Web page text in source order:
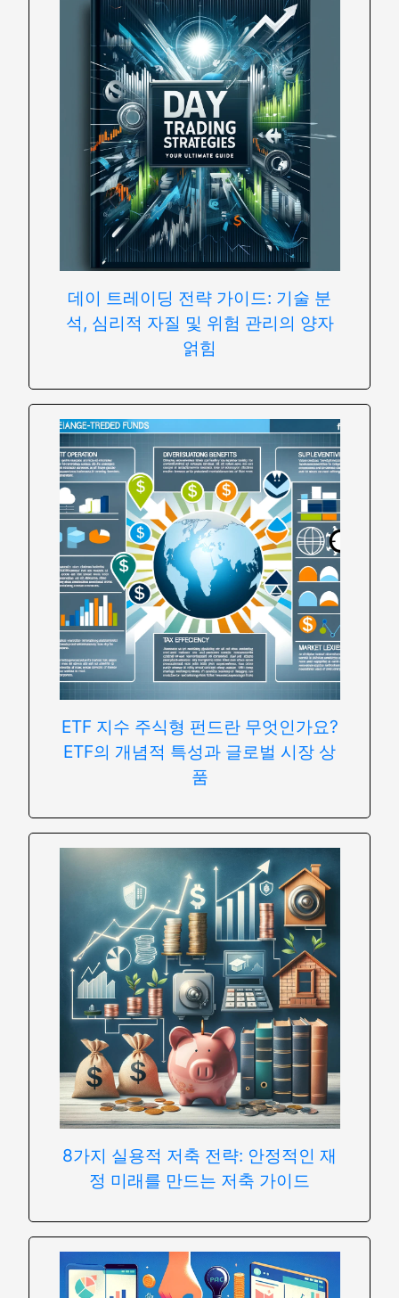
데이 트레이딩 전략 가이드: 기술 분
석, 심리적 자질 및 위험 관리의 양자
얽힘
ETF 지수 주식형 펀드란 무엇인가요?
ETF의 개념적 특성과 글로벌 시장 상
품
8가지 실용적 저축 전략: 안정적인 재
정 미래를 만드는 저축 가이드